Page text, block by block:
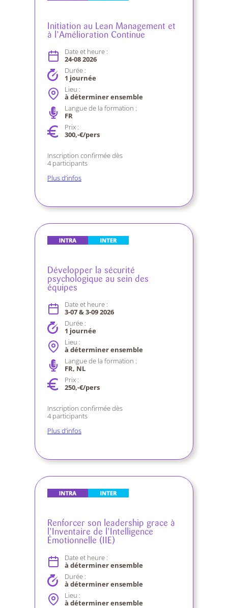
Initiation au Lean Management et
à l’Amélioration Continue
Date et heure :
24-082026
Durée :
1 journée
Lieu :
à déterminer ensemble
Langue de la formation :
FR
Prix :
300,-€/pers
Inscription confirmée dès
4 participants
Plus d’infos
Développer la sécurité
psychologique au sein des
équipes
Date et heure :
3-07 & 3-09 2026
Durée :
1 journée
Lieu :
à déterminer ensemble
Langue de la formation :
FR, NL
Prix :
250,-€/pers
Inscription confirmée dès
4 participants
Plus d’infos
Renforcer son leadership grace à
l’Inventaire de l’Intelligence
Émotionnelle (IIE)
Date et heure :
à déterminer ensemble
Durée :
à déterminer ensemble
Lieu :
à déterminer ensemble